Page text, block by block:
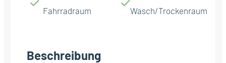
Fahrradraum Wasch/Trockenraum
Beschreibung